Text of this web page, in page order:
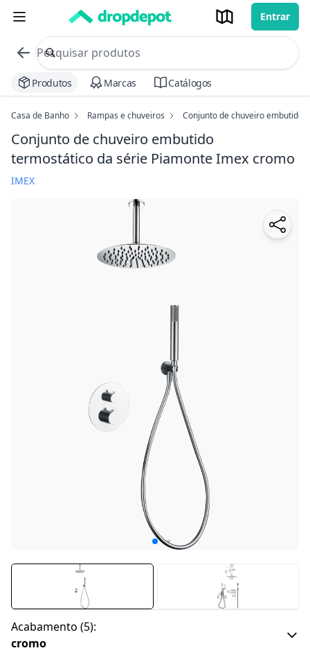
Entrar
commerce search no header
Procurar
Produtos Marcas Catálogos
Casa de Banho Rampas e chuveiros Conjunto de chuveiro embutido
Conjunto de chuveiro embutido
termostático da série Piamonte Imex cromo
IMEX
Acabamento (5):
cromo